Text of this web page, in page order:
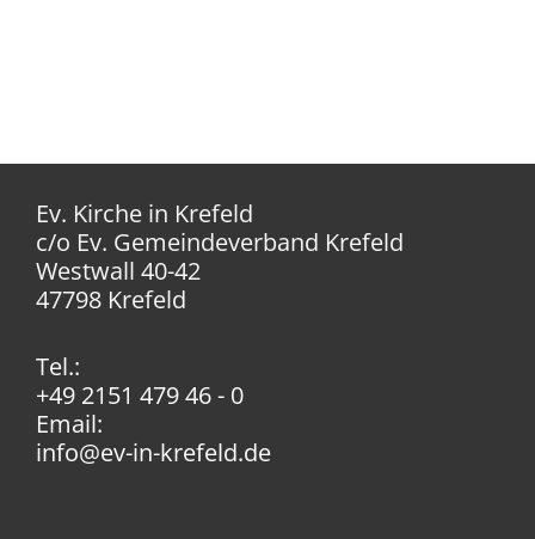
Ev. Kirche in Krefeld
c/o Ev. Gemeindeverband Krefeld
Westwall 40-42
47798 Krefeld
Tel.:
+49 2151 479 46 - 0
Email:
info@ev-in-krefeld.de